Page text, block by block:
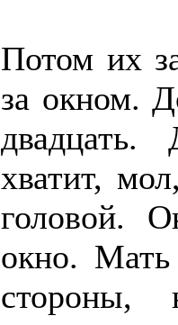
Потом их
за окном.
двадцать.
хватит,
головой.
окно.
стороны,